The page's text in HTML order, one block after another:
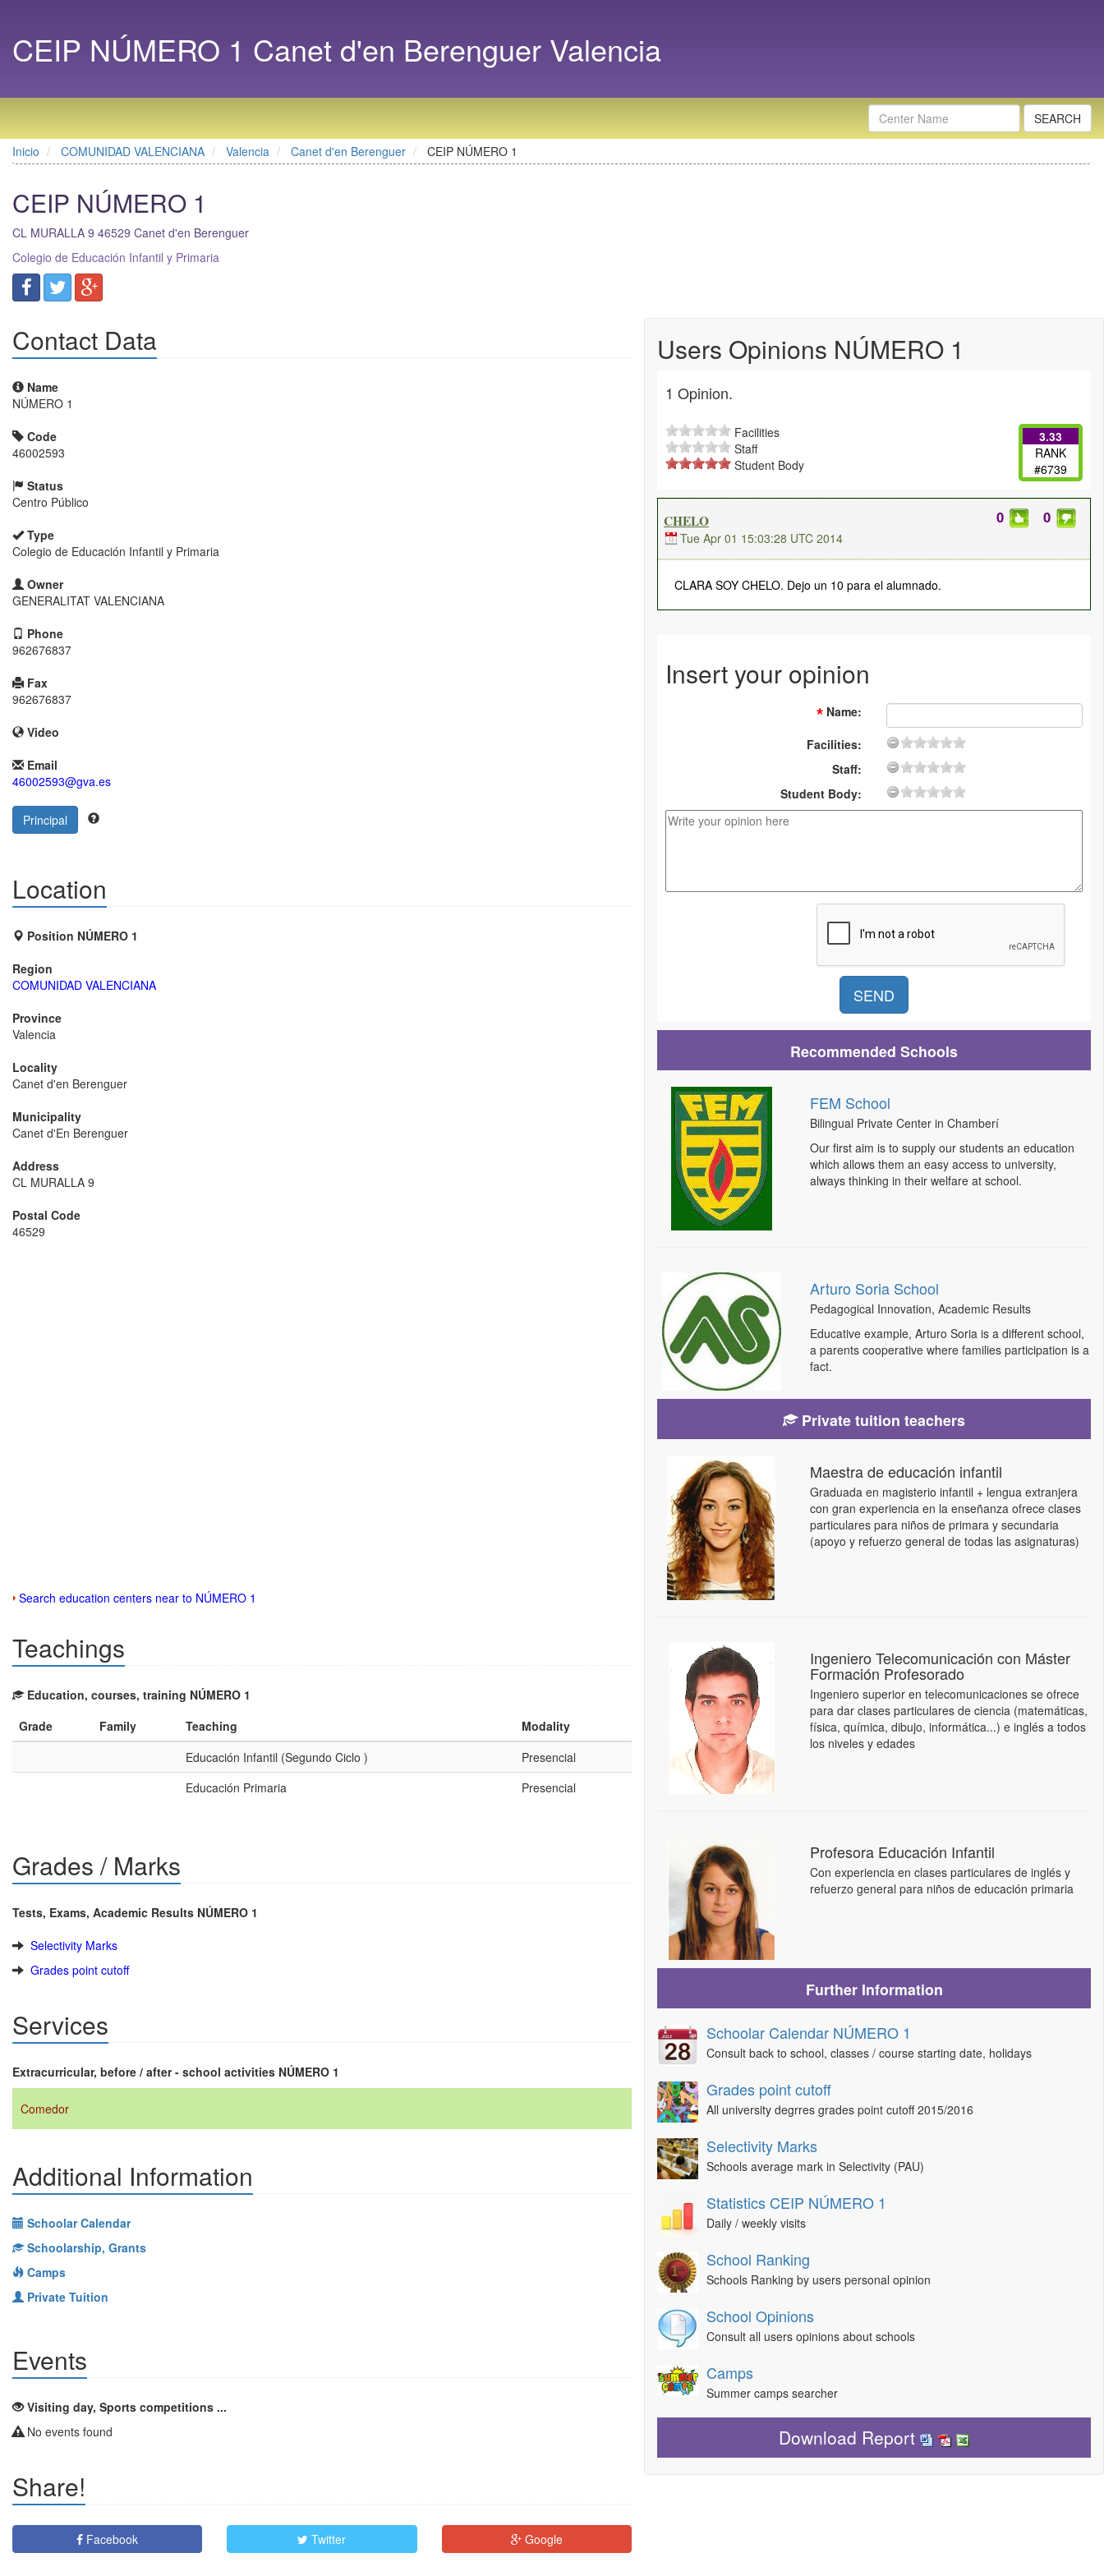
CEIP NÚMERO 1 Canet d'en Berenguer Valencia
Nombre
Centro
Inicio
COMUNIDAD VALENCIANA Valencia Canet d'en Berenguer CEIP NÚMERO 1
CEIP NÚMERO 1
CL MURALLA 9 46529 Canet d'en Berenguer
Colegio de Educación Infantil y Primaria
Contact Data
Name
NÚMERO 1
Code
46002593
Status
Centro Público
Type
Colegio de Educación Infantil y Primaria
Owner
GENERALITAT VALENCIANA
Phone
962676837
Fax
962676837
Video
Email
46002593@gva.es
Principal
Location
Position NÚMERO 1
Region
COMUNIDAD VALENCIANA
Province
Valencia
Locality
Canet d'en Berenguer
Municipality
Canet d'En Berenguer
Address
CL MURALLA 9
Postal Code
46529
Search education centers near to NÚMERO 1
Teachings
Education, courses, training NÚMERO 1
Grade
Family Teaching
Modality
Educación Infantil (Segundo Ciclo )
Presencial
Educación Primaria
Presencial
Grades / Marks
Tests, Exams, Academic Results NÚMERO 1
Selectivity Marks
Grades point cutoff
Services
Extracurricular, before / after - school activities NÚMERO 1
Comedor
Additional Information
Schoolar Calendar
Schoolarship, Grants
Camps
Private Tuition
Events
Visiting day, Sports competitions ...
No events found
Share!
Facebook Twitter Google
Users Opinions NÚMERO 1
1 Opinion.
Facilities
Staff
Student Body
3.33
RANK
#6739
0
0
CHELO
Tue Apr 01 15:03:28 UTC 2014
CLARA SOY CHELO. Dejo un 10 para el alumnado.
Insert your opinion
Name:
Facilities:
Staff:
Student Body:
Recommended Schools
FEM School
Bilingual Private Center in Chamberí
Our first aim is to supply our students an education
which allows them an easy access to university,
always thinking in their welfare at school.
Arturo Soria School
Pedagogical Innovation, Academic Results
Educative example, Arturo Soria is a different school,
a parents cooperative where families participation is a
fact.
Private tuition teachers
Maestra de educación infantil
Graduada en magisterio infantil + lengua extranjera
con gran experiencia en la enseñanza ofrece clases
particulares para niños de primara y secundaria
(apoyo y refuerzo general de todas las asignaturas)
Ingeniero Telecomunicación con Máster
Formación Profesorado
Ingeniero superior en telecomunicaciones se ofrece
para dar clases particulares de ciencia (matemáticas,
física, química, dibujo, informática...) e inglés a todos
los niveles y edades
Profesora Educación Infantil
Con experiencia en clases particulares de inglés y
refuerzo general para niños de educación primaria
Further Information
Schoolar Calendar NÚMERO 1
Consult back to school, classes / course starting date, holidays
Grades point cutoff
All university degrres grades point cutoff 2015/2016
Selectivity Marks
Schools average mark in Selectivity (PAU)
Statistics CEIP NÚMERO 1
Daily / weekly visits
School Ranking
Schools Ranking by users personal opinion
School Opinions
Consult all users opinions about schools
Camps
Summer camps searcher
Download Report